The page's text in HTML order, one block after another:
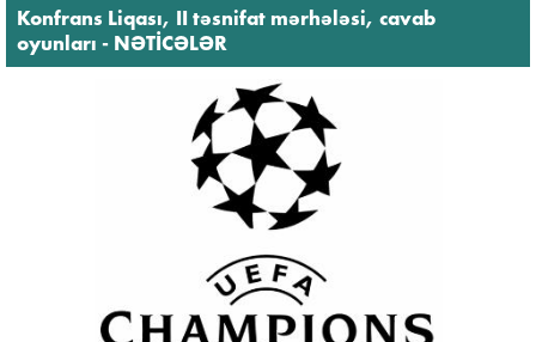
Konfrans Liqası, II təsnifat mərhələsi, cavab
oyunları - NƏTİCƏLƏR